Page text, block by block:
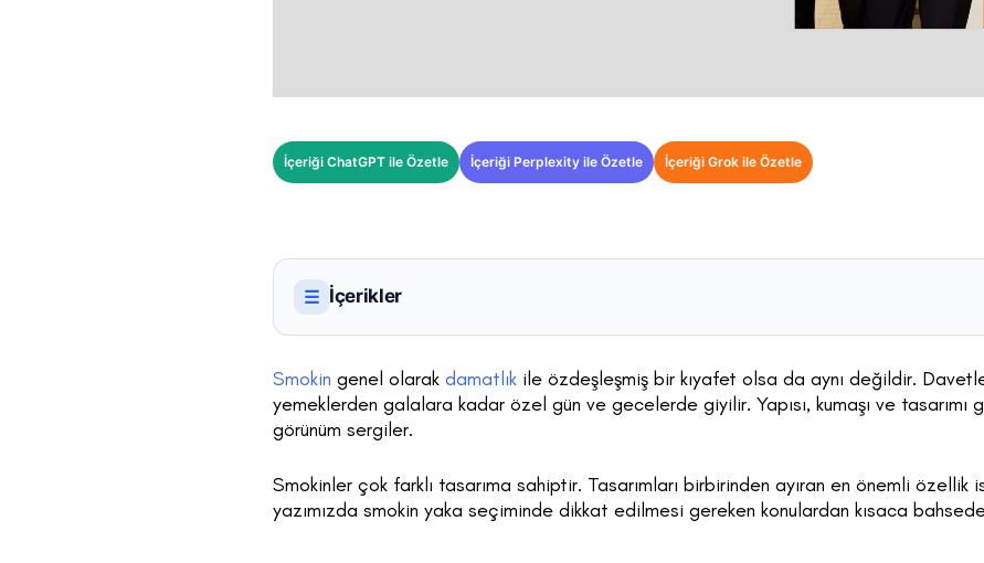
İçeriği ChatGPT ile Özetle İçeriği Perplexity ile Özetle İçeriği Grok ile Özetle
☰ İçerikler
Smokin genel olarak damatlık ile özdeşleşmiş bir kıyafet olsa da aynı değildir.
yemeklerden galalara kadar özel gün ve gecelerde giyilir. Yapısı, kumaşı ve tasarımı
görünüm sergiler.
Smokinler çok farklı tasarıma sahiptir. Tasarımları birbirinden ayıran en önemli
yazımızda smokin yaka seçiminde dikkat edilmesi gereken konulardan kısaca